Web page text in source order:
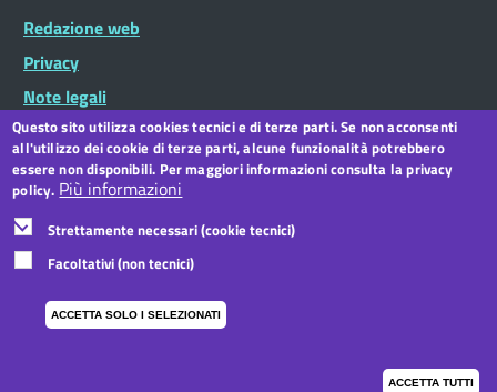
Footer
Widget
Footer
menu
Redazione web
Privacy
Note legali
Dichiarazione di accessibilità
CC BY 3.0 IT
Questo sito utilizza cookies tecnici e di terze parti. Se non acconsenti
all'utilizzo dei cookie di terze parti, alcune funzionalità potrebbero
essere non disponibili. Per maggiori informazioni consulta la privacy
policy. Più informazioni
Strettamente necessari (cookie tecnici)
Facoltativi (non tecnici)
ACCETTA SOLO I SELEZIONATI
ACCETTA TUTTI